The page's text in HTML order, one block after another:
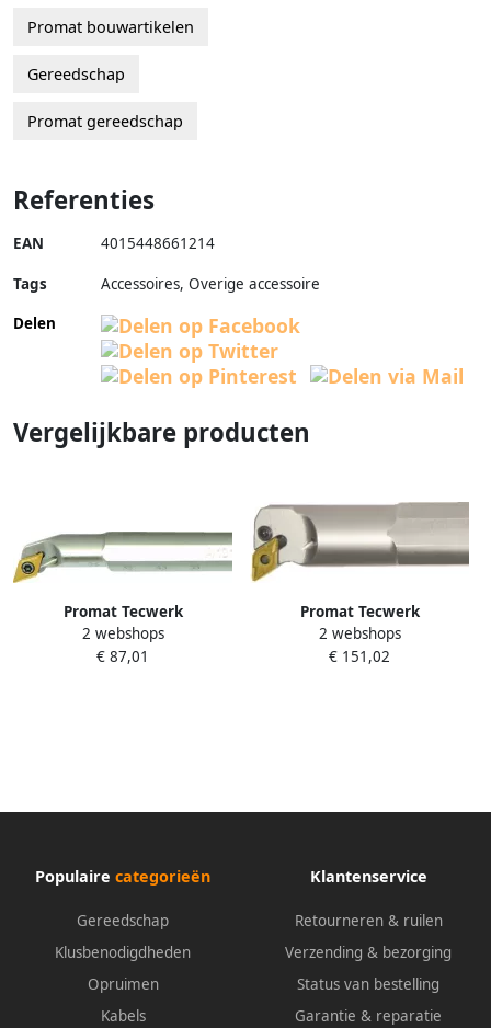
Promat bouwartikelen
Gereedschap
Promat gereedschap
Referenties
EAN 4015448661214
Tags
Accessoires, Overige accessoire
Delen
Vergelijkbare producten
Promat Tecwerk
Wisselplaathouder | A1012K-
SDQCL 07 | links vernikkeld |
2 webshops
€ 87,01
Promat Tecwerk
Wisselplaathouder | A40T-
PDUNL 15 | links
2 webshops
€ 151,02
Populaire categorieën
Gereedschap
Klusbenodigdheden
Opruimen
Kabels
Klantenservice
Retourneren & ruilen
Verzending & bezorging
Status van bestelling
Garantie & reparatie